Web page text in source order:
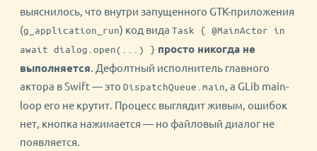
выяснилось, что внутри запущенного GTK-приложения
(g_application_run) код вида Task { @MainActor in
await dialog.open(...) } просто никогда не
выполняется . Дефолтный исполнитель главного
актора в Swift — это DispatchQueue.main , а GLib main-
loop его не крутит. Процесс выглядит живым, ошибок
нет, кнопка нажимается — но файловый диалог не
появляется.